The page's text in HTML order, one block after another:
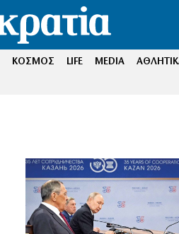
ΚΟΣΜΟΣ LIFE MEDIA